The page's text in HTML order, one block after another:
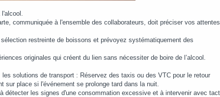
communiquée à l'ensemble des collaborateurs, doit préciser vos attentes
restreinte de boissons et prévoyez systématiquement des
originales qui créent du lien sans nécessiter de boire de l’alcool.
solutions de transport : Réservez des taxis ou des VTC pour le retour
sur place si l'événement se prolonge tard dans la nuit.
les signes d'une consommation excessive et à intervenir avec tact